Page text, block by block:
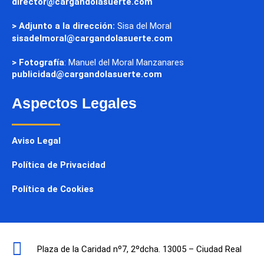
> Adjunto a la dirección: Sisa del Moral
sisadelmoral@cargandolasuerte.com
> Fotografía: Manuel del Moral Manzanares
publicidad@cargandolasuerte.com
Aspectos Legales
Aviso Legal
Política de Privacidad
Política de Cookies
Plaza de la Caridad nº7, 2ºdcha. 13005 – Ciudad Real